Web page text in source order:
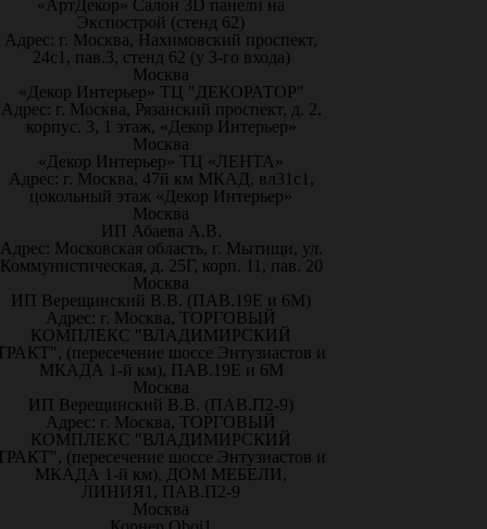
«АртДекор» Салон 3D панели на
Экспострой (стенд 62)
Адрес: г. Москва, Нахимовский проспект,
24с1, пав.3, стенд 62 (у 3-го входа)
Москва
«Декор Интерьер» ТЦ "ДЕКОРАТОР"
Адрес: г. Москва, Рязанский проспект, д. 2,
корпус. 3, 1 этаж, «Декор Интерьер»
Москва
«Декор Интерьер» ТЦ «ЛЕНТА»
Адрес: г. Москва, 47й км МКАД, вл31с1,
цокольный этаж «Декор Интерьер»
Москва
ИП Абаева А.В.
Адрес: Московская область, г. Мытищи, ул.
Коммунистическая, д. 25Г, корп. 11, пав. 20
Москва
ИП Верещинский В.В. (ПАВ.19Е и 6М)
Адрес: г. Москва, ТОРГОВЫЙ
КОМПЛЕКС "ВЛАДИМИРСКИЙ
(пересечение шоссе Энтузиастов и
МКАДА 1-й км), ПАВ.19Е и 6М
Москва
ИП Верещинский В.В. (ПАВ.П2-9)
Адрес: г. Москва, ТОРГОВЫЙ
КОМПЛЕКС "ВЛАДИМИРСКИЙ
(пересечение шоссе Энтузиастов и
МКАДА 1-й км), ДОМ МЕБЕЛИ,
ЛИНИЯ1, ПАВ.П2-9
Москва